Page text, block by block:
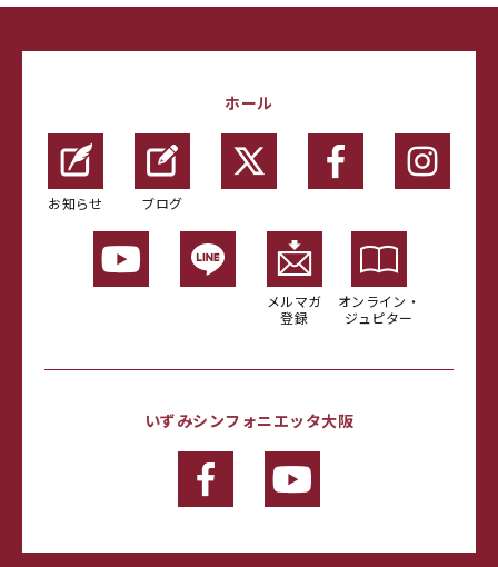
ホール
お知らせ ブログ
メルマガ
登録
オンライン・
ジュピター
いずみシンフォニエッタ大阪